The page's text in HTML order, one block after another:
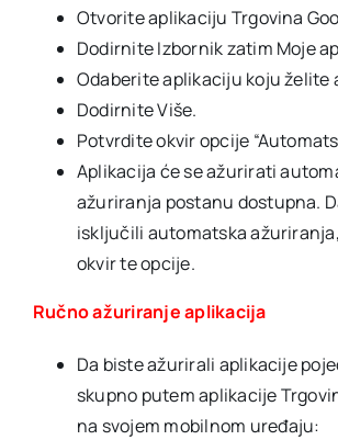
Otvorite aplikaciju Trgovina
Dodirnite Izbornik zatim Moje
Odaberite aplikaciju koju želite
Dodirnite Više.
Potvrdite okvir opcije
Aplikacija će se ažurirati
ažuriranja postanu dostupna.
isključili automatska
okvir te opcije.
Ručno ažuriranje aplikacija
Da biste ažurirali aplikacije
skupno putem aplikacije
na svojem mobilnom uređaju: